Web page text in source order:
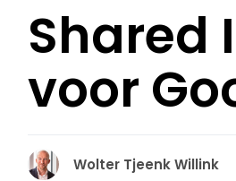
Shared
voor
Wolter Tjeenk Willink